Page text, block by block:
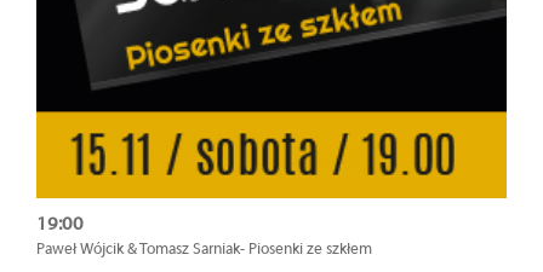
19:00
Paweł Wójcik & Tomasz Sarniak- Piosenki ze szkłem